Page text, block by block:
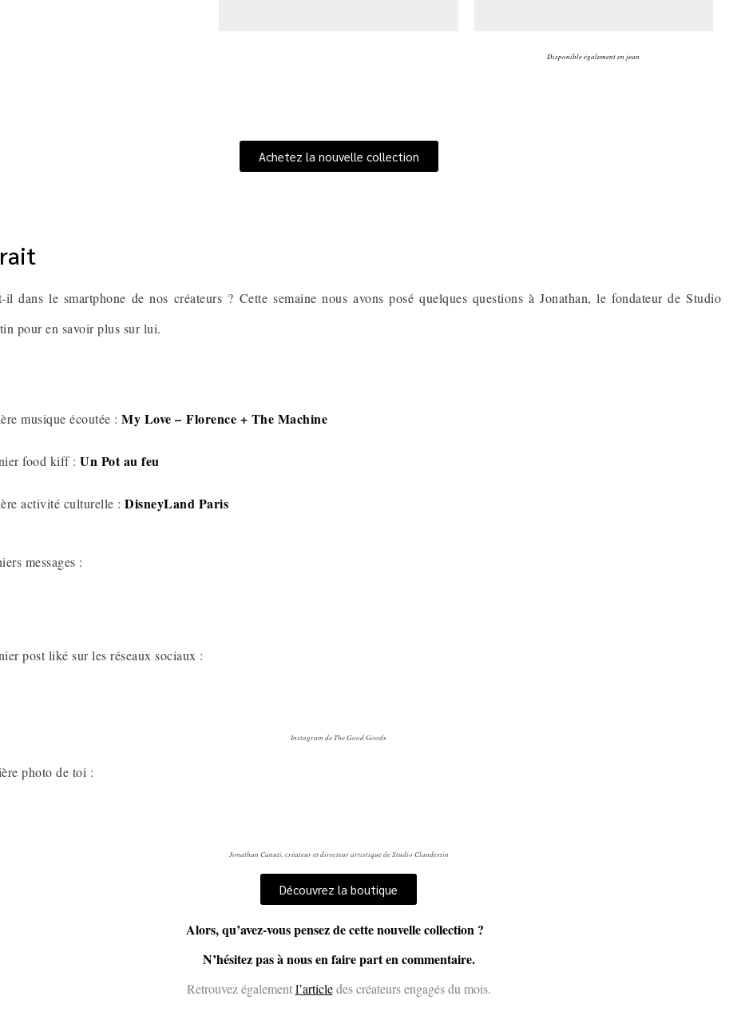
Disponible également en jean
Achetez la nouvelle collection
il dans le smartphone de nos créateurs ? Cette semaine nous avons posé quelques questions à Jonathan, le fondateur de Studio
pour en savoir plus sur lui.
musique écoutée : My Love – Florence + The Machine
food kiff : Un Pot au feu
activité culturelle : DisneyLand Paris
messages :
post liké sur les réseaux sociaux :
Instagram de The Good Goods
photo de toi :
Jonathan Canuti, créateur et directeur artistique de Studio Clandestin
Découvrez la boutique
Alors, qu’avez-vous pensez de cette nouvelle collection ?
N’hésitez pas à nous en faire part en commentaire.
Retrouvez égalementl’articledes créateurs engagés du mois.